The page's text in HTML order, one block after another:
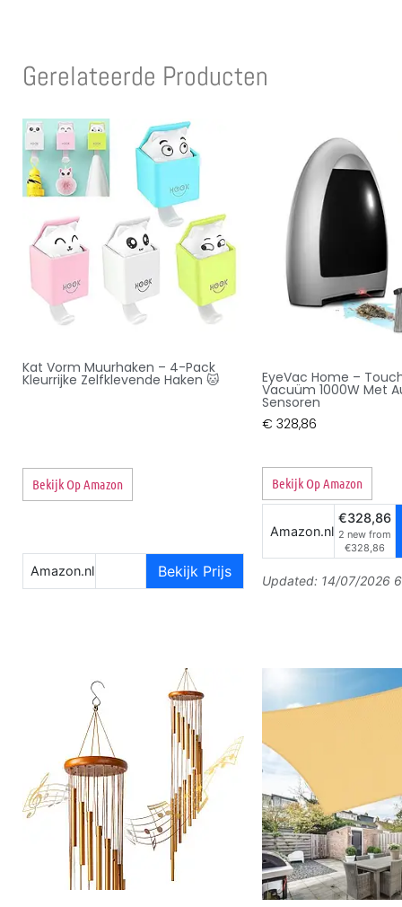
Gerelateerde Producten
Kat Vorm Muurhaken – 4-Pack
Kleurrijke Zelfklevende Haken 🐱
Bekijk Op Amazon
Amazon.nl Bekijk Prijs
EyeVac Home –
Vacuüm 1000W Met
Sensoren
€ 328,86
Bekijk Op Amazon
Amazon.nl
€328,86
2 new from
€328,86
Updated: 14/07/2026